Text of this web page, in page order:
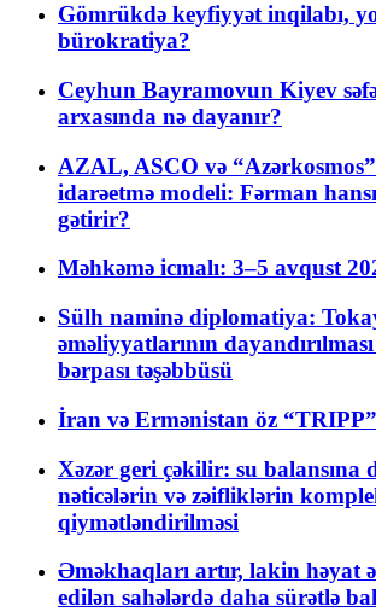
Gömrükdə keyfiyyət inqilabı,
bürokratiya?
Ceyhun Bayramovun Kiyev
arxasında nə dayanır?
AZAL, ASCO və
idarəetmə modeli: Fərman
gətirir?
Məhkəmə icmalı: 3–5 avqust
Sülh naminə diplomatiya:
əməliyyatlarının
bərpası təşəbbüsü
İran və Ermənistan öz
Xəzər geri çəkilir: su balansına
nəticələrin və zəifliklərin
qiymətləndirilməsi
Əməkhaqları artır, lakin həyat
edilən sahələrdə daha sürətlə